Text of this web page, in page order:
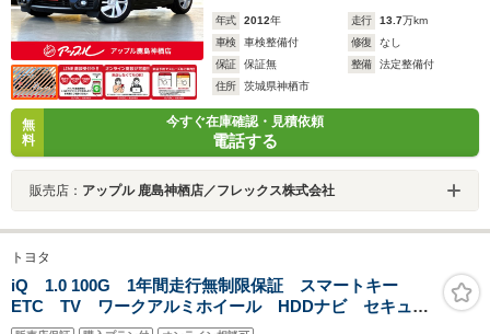
年式 2012年 走行 13.7万km
車検
車検整備付 修復
なし
保証
保証無 整備
法定整備付
住所
茨城県神栖市
無
料
今すぐ在庫確認・見積依頼
電話する
販売店： アップル 鹿島神栖店／フレックス株式会社
トヨタ
iQ 1.0 100G 1年間走行無制限保証 スマートキー
ETC TV ワークアルミホイール HDDナビ セキュリ
ティ HIDヘッドライト